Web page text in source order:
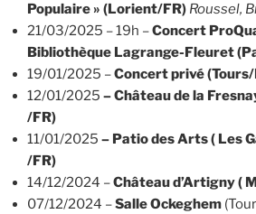
Populaire » (Lorient/FR) Roussel,
21/03/2025 – 19h –Concert
Bibliothèque Lagrange-Fleuret
19/01/2025 –Concert privé
12/01/2025 – Château de la
/FR)
11/01/2025 – Patio des Arts ( Les
/FR)
14/12/2024 –Château d’Artigny (
07/12/2024 –Salle Ockeghem